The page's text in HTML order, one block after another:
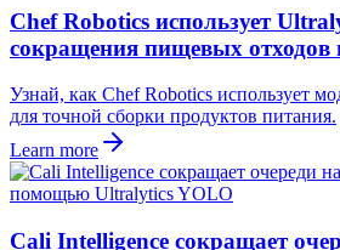
Chef Robotics использует
сокращения пищевых отходов
Узнай, как Chef Robotics использует
для точной сборки продуктов питания.
Learn more
Cali Intelligence сокращает